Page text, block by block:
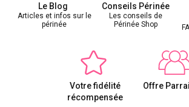
Le Blog
Articles et infos sur le
périnée
Conseils Périnée
Les conseils de
Périnée Shop
Votre fidélité
récompensée
Offre